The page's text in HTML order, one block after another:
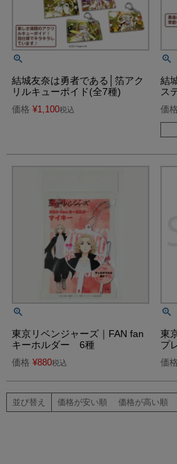
結城友奈は勇者である│箔アク
リルキューポイド(全7種)
価格 ¥1,100税込
結
ス
価格
東京リベンジャーズ｜FAN fan
キーホルダー 6種
価格 ¥880税込
東
プ
価格
並び替え 価格が安い順 価格が高い順